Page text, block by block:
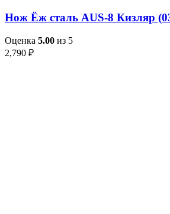
Нож Ёж сталь AUS-8 Кизляр
Оценка 5.00 из 5
2,790 ₽